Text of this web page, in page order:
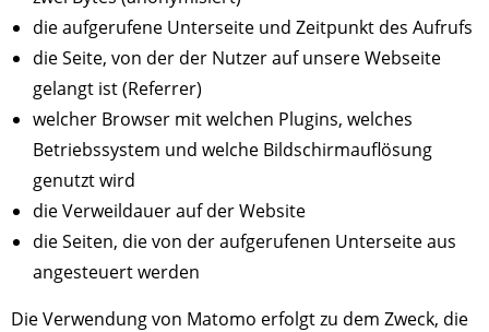
die aufgerufene Unterseite und Zeitpunkt des Aufrufs
die Seite, von der der Nutzer auf unsere Webseite
gelangt ist (Referrer)
welcher Browser mit welchen Plugins, welches
Betriebssystem und welche Bildschirmauflösung
genutzt wird
die Verweildauer auf der Website
die Seiten, die von der aufgerufenen Unterseite aus
angesteuert werden
Die Verwendung von Matomo erfolgt zu dem Zweck, die